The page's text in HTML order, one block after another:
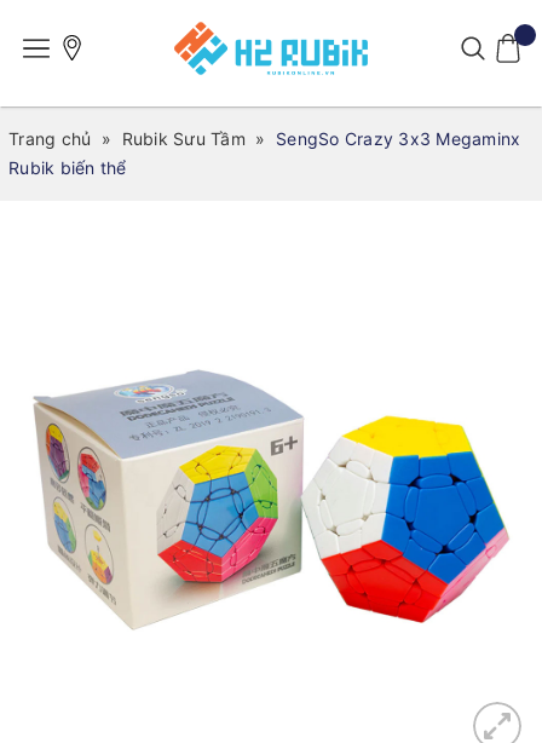
Trang chủ » Rubik Sưu Tầm »
SengSo Crazy 3x3 Megaminx
Rubik biến thể